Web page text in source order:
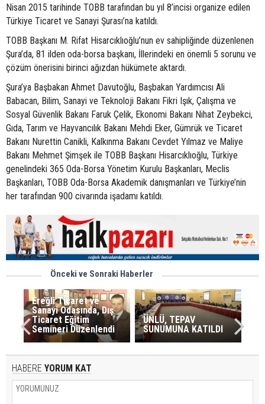
Nisan 2015 tarihinde TOBB tarafından bu yıl 8’incisi organize edilen
Türkiye Ticaret ve Sanayi Şurası’na katıldı.
TOBB Başkanı M. Rifat Hisarcıklıoğlu’nun ev sahipliğinde düzenlenen
Şura’da, 81 ilden oda-borsa başkanı, İllerindeki en önemli 5 sorunu ve
çözüm önerisini birinci ağızdan hükümete aktardı.
Şura’ya Başbakan Ahmet Davutoğlu, Başbakan Yardımcısı Ali
Babacan, Bilim, Sanayi ve Teknoloji Bakanı Fikri Işık, Çalışma ve
Sosyal Güvenlik Bakanı Faruk Çelik, Ekonomi Bakanı Nihat Zeybekci,
Gıda, Tarım ve Hayvancılık Bakanı Mehdi Eker, Gümrük ve Ticaret
Bakanı Nurettin Canikli, Kalkınma Bakanı Cevdet Yılmaz ve Maliye
Bakanı Mehmet Şimşek ile TOBB Başkanı Hisarcıklıoğlu, Türkiye
genelindeki 365 Oda-Borsa Yönetim Kurulu Başkanları, Meclis
Başkanları, TOBB Oda-Borsa Akademik danışmanları ve Türkiye’nin
her tarafından 900 civarında işadamı katıldı.
Önceki ve Sonraki Haberler
Ereğli Ticaret ve
Sanayi Odasında, Dış
Ticaret Eğitim
Semineri Düzenlendi
ÜNLÜ, TEPAV
SUNUMUNA KATILDI
HABERE YORUM KAT